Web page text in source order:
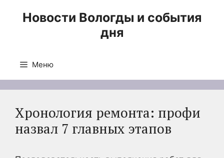
Новости Вологды и события
дня
Меню
Хронология ремонта: профи
назвал 7 главных этапов